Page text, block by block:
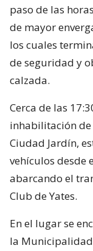
paso de las
de mayor
los cuales
de seguridad y
calzada.
Cerca de las
inhabilitación de
Ciudad Jardín,
vehículos desde
abarcando el
Club de Yates.
En el lugar se
la